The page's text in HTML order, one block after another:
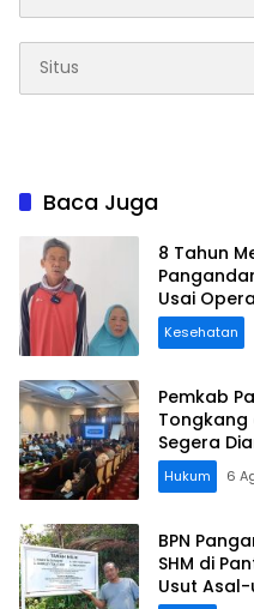
Baca Juga
8 Tahun
Usai
Kesehatan
Pemkab
Tongkang
Segera
Koordinasi
Hukum 6
BPN
SHM di
Usut